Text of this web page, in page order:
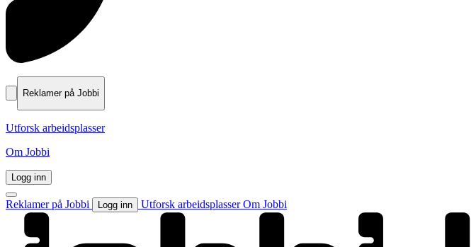
Reklamer på Jobbi
Utforsk arbeidsplasser
Om Jobbi
Logg inn
Reklamer på Jobbi Logg inn Utforsk arbeidsplasserOm Jobbi